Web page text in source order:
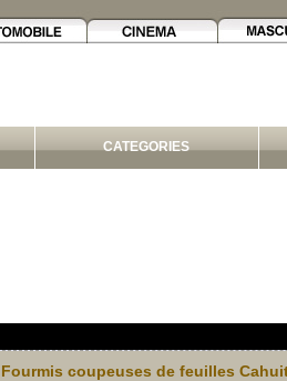
CATEGORIES
Fourmis coupeuses de feuilles